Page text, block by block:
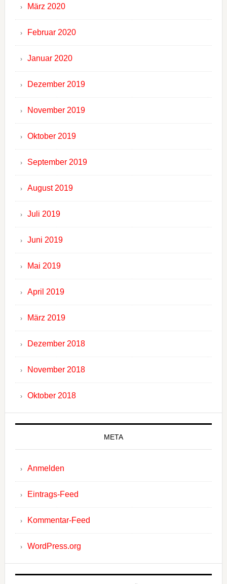
März 2020
Februar 2020
Januar 2020
Dezember 2019
November 2019
Oktober 2019
September 2019
August 2019
Juli 2019
Juni 2019
Mai 2019
April 2019
März 2019
Dezember 2018
November 2018
Oktober 2018
META
Anmelden
Eintrags-Feed
Kommentar-Feed
WordPress.org